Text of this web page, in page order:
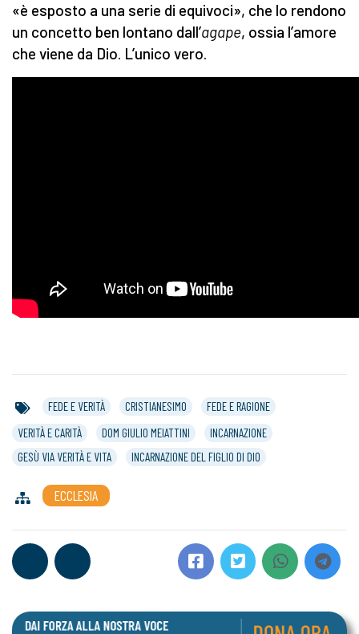
«è esposto a una serie di equivoci», che lo rendono
un concetto ben lontano dall’agape, ossia l’amore
che viene da Dio. L’unico vero.
FEDE E VERITÀ CRISTIANESIMO
FEDE E RAGIONE
VERITÀ E CARITÀ
DOM GIULIO MEIATTINI
INCARNAZIONE
GESÙ VIA VERITÀ E VITA
INCARNAZIONE DEL FIGLIO DI DIO
ECCLESIA